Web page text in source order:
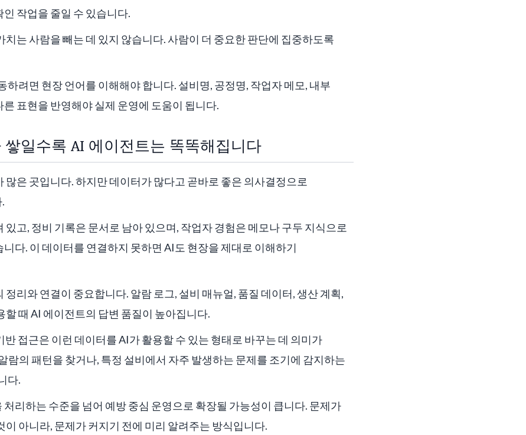
작업을 줄일 수 있습니다.
치는 사람을 빼는 데 있지 않습니다. 사람이 더 중요한 판단에 집중하도록
하려면 현장 언어를 이해해야 합니다. 설비명, 공정명, 작업자 메모, 내부
표현을 반영해야 실제 운영에 도움이 됩니다.
일수록 AI 에이전트는 똑똑해집니다
많은 곳입니다. 하지만 데이터가 많다고 곧바로 좋은 의사결정으로
있고, 정비 기록은 문서로 남아 있으며, 작업자 경험은 메모나 구두 지식으로
다. 이 데이터를 연결하지 못하면 AI도 현장을 제대로 이해하기
정리와 연결이 중요합니다. 알람 로그, 설비 매뉴얼, 품질 데이터, 생산 계획,
할 때 AI 에이전트의 답변 품질이 높아집니다.
접근은 이런 데이터를 AI가 활용할 수 있는 형태로 바꾸는 데 의미가
람의 패턴을 찾거나, 특정 설비에서 자주 발생하는 문제를 조기에 감지하는
다.
리하는 수준을 넘어 예방 중심 운영으로 확장될 가능성이 큽니다. 문제가
이 아니라, 문제가 커지기 전에 미리 알려주는 방식입니다.